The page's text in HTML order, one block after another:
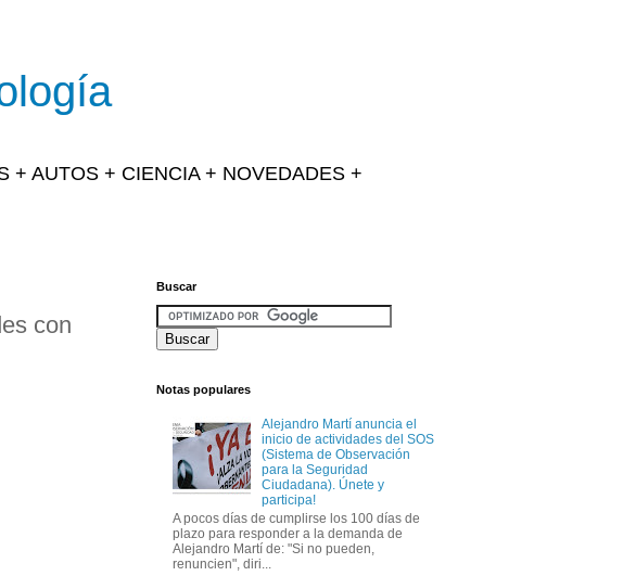
+ AUTOS + CIENCIA + NOVEDADES +
con
Buscar
Notas populares
Alejandro Martí anuncia el
inicio de actividades del SOS
(Sistema de Observación
para la Seguridad
Ciudadana). Únete y
participa!
A pocos días de cumplirse los 100 días de
plazo para responder a la demanda de
Alejandro Martí de: "Si no pueden,
renuncien", diri...